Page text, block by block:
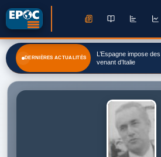
DERNIÈRES ACTUALITÉS
L’Espagne impose
venant d’Italie